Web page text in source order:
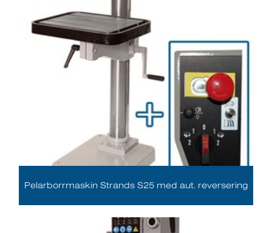
Pelarborrmaskin Strands S25 med aut. reversering